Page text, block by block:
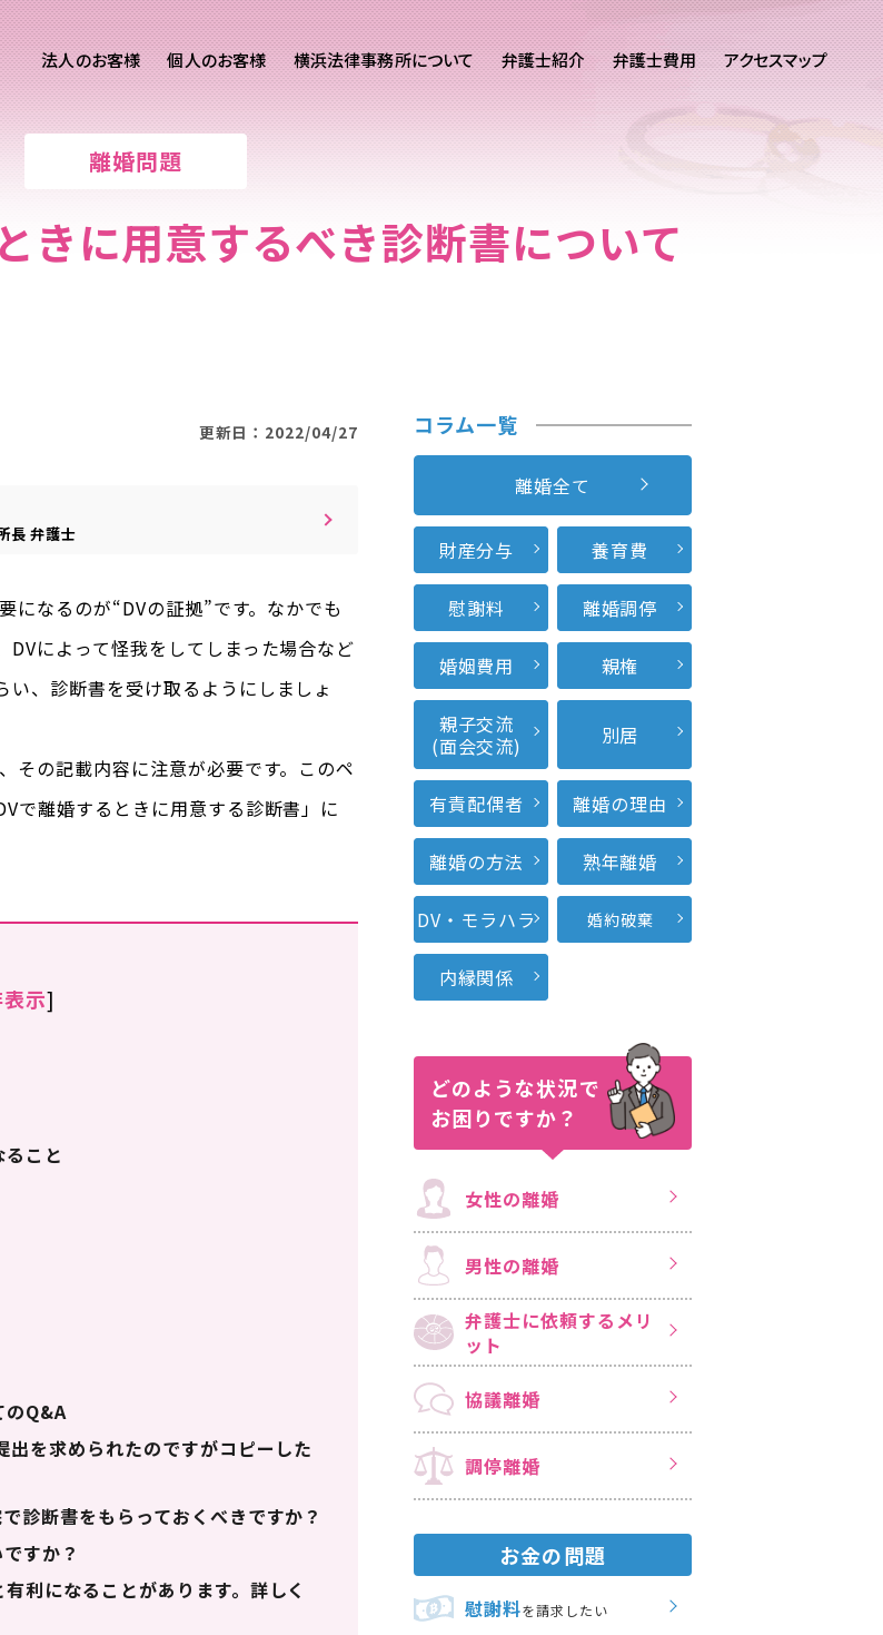
法人のお客様 個人のお客様
客様ご相談
刑事事件
横浜法律事務所について 弁護士紹介 弁護士費用 アクセスマップ
離婚問題
きに用意するべき診断書について
更新日：2022/04/27
長 弁護士
になるのが“DVの証拠”です。なかでも
DVによって怪我をしてしまった場合など
、診断書を受け取るようにしましょ
その記載内容に注意が必要です。このペ
で離婚するときに用意する診断書」に
表示]
こと
のQ&A
を求められたのですがコピーした
診断書をもらっておくべきですか？
すか？
利になることがあります。詳しく
コラム一覧
離婚全て
財産分与 養育費
慰謝料 離婚調停
婚姻費用 親権
親子交流
(面会交流)
別居
有責配偶者 離婚の理由
離婚の方法 熟年離婚
DV・モラハラ 婚約破棄
内縁関係
どのような状況で
お困りですか？
女性の離婚
男性の離婚
弁護士に依頼するメリ
ット
協議離婚
調停離婚
お金の問題
慰謝料を請求したい